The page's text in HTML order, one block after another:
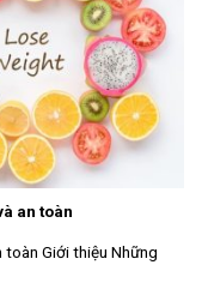
an toàn
toàn Giới thiệu Những